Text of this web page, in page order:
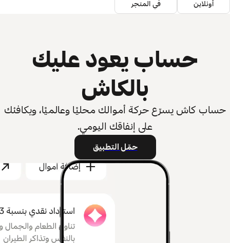
أونلاين في المتجر
حساب يعود عليك
بالكاش
حساب كاش يسرّع حركة أموالك محليًا وعالميًا، ويكافئك
على إنفاقك اليومي.
حمّل التطبيق